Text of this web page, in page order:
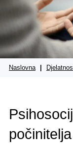
Naslovna
počinitelja